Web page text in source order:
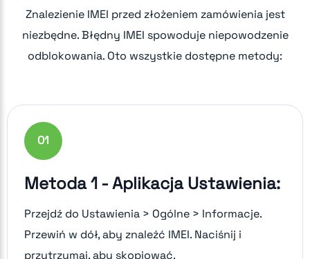
Znalezienie IMEI przed złożeniem zamówienia jest
niezbędne. Błędny IMEI spowoduje niepowodzenie
odblokowania. Oto wszystkie dostępne metody:
01
Metoda 1 - Aplikacja Ustawienia:
Przejdź do Ustawienia > Ogólne > Informacje.
Przewiń w dół, aby znaleźć IMEI. Naciśnij i
przytrzymaj, aby skopiować.